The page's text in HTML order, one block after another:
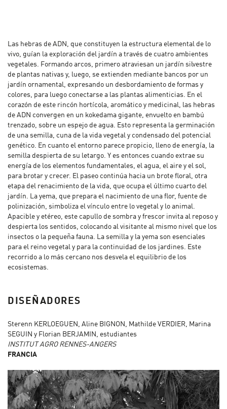
Las hebras de ADN, que constituyen la estructura elemental de lo
vivo, guían la exploración del jardín a través de cuatro ambientes
vegetales. Formando arcos, primero atraviesan un jardín silvestre
de plantas nativas y, luego, se extienden mediante bancos por un
jardín ornamental, expresando un desbordamiento de formas y
colores, para luego conectarse a las plantas alimenticias. En el
corazón de este rincón hortícola, aromático y medicinal, las hebras
de ADN convergen en un kokedama gigante, envuelto en bambú
trenzado, sobre un espejo de agua. Esto representa la germinación
de una semilla, cuna de la vida vegetal y condensado del potencial
genético. En cuanto el entorno parece propicio, lleno de energía, la
semilla despierta de su letargo. Y es entonces cuando extrae su
energía de los elementos fundamentales, el agua, el aire y el sol,
para brotar y crecer. El paseo continúa hacia un brote floral, otra
etapa del renacimiento de la vida, que ocupa el último cuarto del
jardín. La yema, que prepara el nacimiento de una flor, fuente de
polinización, simboliza el vínculo entre lo vegetal y lo animal.
Apacible y etéreo, este capullo de sombra y frescor invita al reposo y
despierta los sentidos, colocando al visitante al mismo nivel que los
insectos o la pequeña fauna. La semilla y la yema son esenciales
para el reino vegetal y para la continuidad de los jardines. Este
recorrido a lo más cercano nos desvela el equilibrio de los
ecosistemas.
DISEÑADORES
Sterenn KERLOEGUEN, Aline BIGNON, Mathilde VERDIER, Marina
SEGUIN y Florian BERJAMIN, estudiantes
INSTITUT AGRO RENNES-ANGERS
FRANCIA